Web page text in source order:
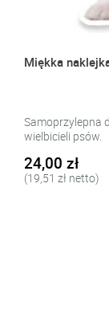
Miękka
Samoprzylepna
wielbicieli psów.
24,00 zł
(19,51 zł netto)